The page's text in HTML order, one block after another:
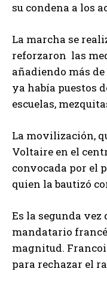
su condena a los
La marcha se
reforzaron las
añadiendo más
ya había puestos
escuelas,
La movilización,
Voltaire en el
convocada por el
quien la bautizó
Es la segunda vez
mandatario
magnitud.
para rechazar el